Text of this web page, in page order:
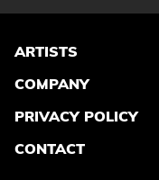
ARTISTS
COMPANY
PRIVACY POLICY
CONTACT